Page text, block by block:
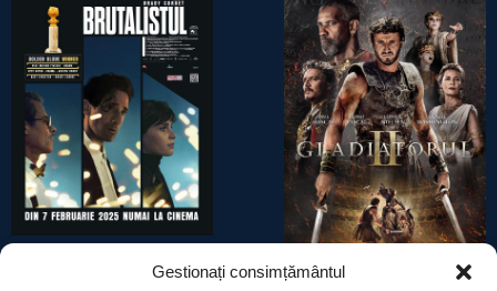
Gestionați consimțământul